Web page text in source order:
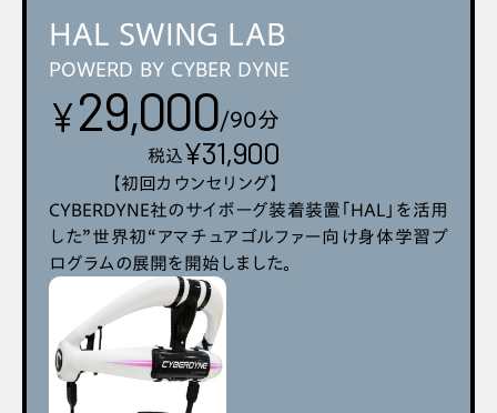
HAL SWING LAB
POWERD BY CYBER DYNE
¥29,000/90分
税込¥31,900
【初回カウンセリング】
CYBERDYNE社のサイボーグ装着装置「HAL」を活用
した”世界初“アマチュアゴルファー向け身体学習プ
ログラムの展開を開始しました。